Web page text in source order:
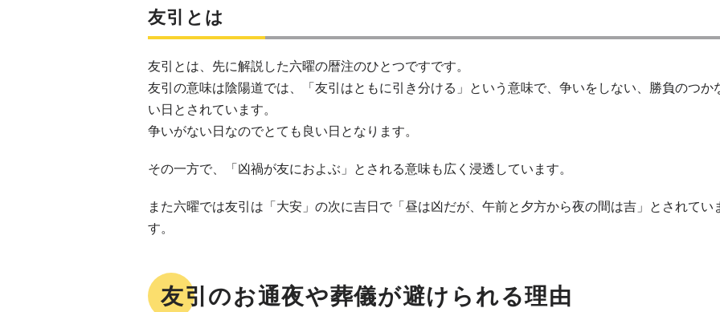
友引とは
友引とは、先に解説した六曜の暦注のひとつですです。
友引の意味は陰陽道では、「友引はともに引き分ける」という意味で、争いをしない、勝負のつか
い日とされています。
争いがない日なのでとても良い日となります。
その一方で、「凶禍が友におよぶ」とされる意味も広く浸透しています。
また六曜では友引は「大安」の次に吉日で「昼は凶だが、午前と夕方から夜の間は吉」とされてい
す。
友引のお通夜や葬儀が避けられる理由